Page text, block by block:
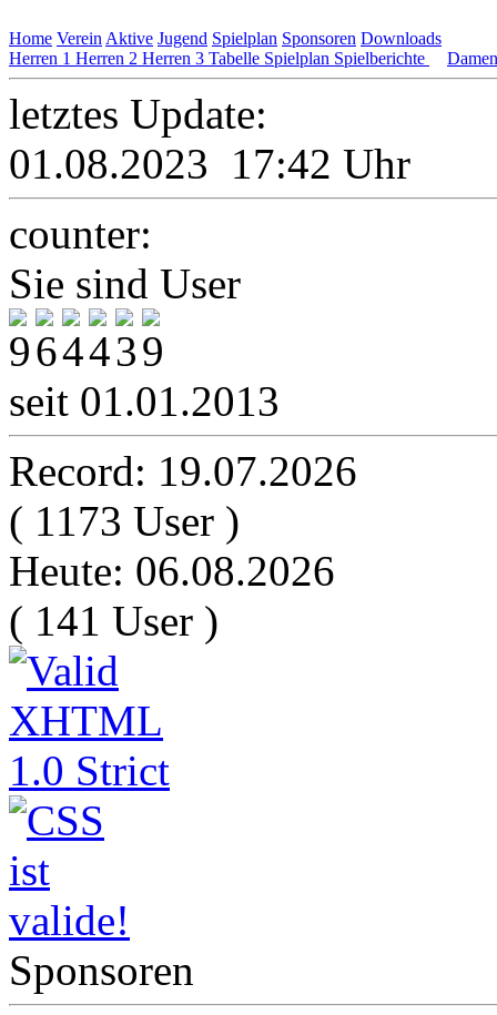
Home Verein Aktive Jugend Spielplan Sponsoren Downloads
Herren 1 Herren 2 Herren 3 Tabelle Spielplan Spielberichte
letztes Update:
01.08.2023 17:42 Uhr
counter:
Sie sind User
seit 01.01.2013
Record: 19.07.2026
( 1173 User )
Heute: 06.08.2026
( 141 User )
Sponsoren